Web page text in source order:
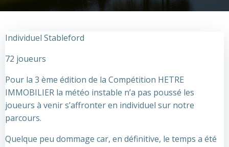
Individuel Stableford
72 joueurs
Pour la 3 ème édition de la Compétition HETRE
IMMOBILIER la météo instable n’a pas poussé les
joueurs à venir s’affronter en individuel sur notre
parcours.
Quelque peu dommage car, en définitive, le temps a été